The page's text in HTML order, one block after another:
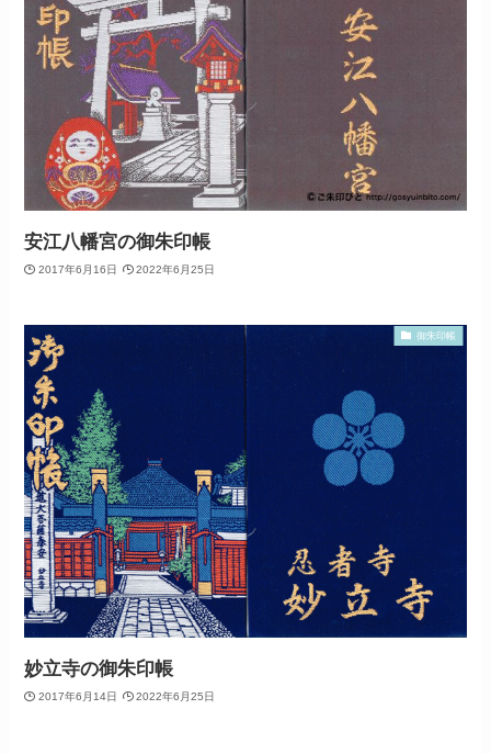
安江八幡宮の御朱印帳
2017年6月16日 2022年6月25日
御朱印帳
妙立寺の御朱印帳
2017年6月14日 2022年6月25日